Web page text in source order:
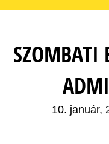
SZOMBATI
10. január,